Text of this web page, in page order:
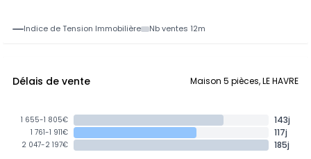
Indice de Tension Immobilière Nb ventes 12m
Délais de vente Maison 5 pièces, LE HAVRE
1 655-1 805€ 143j
1 761-1 911€ 117j
2 047-2 197€ 185j